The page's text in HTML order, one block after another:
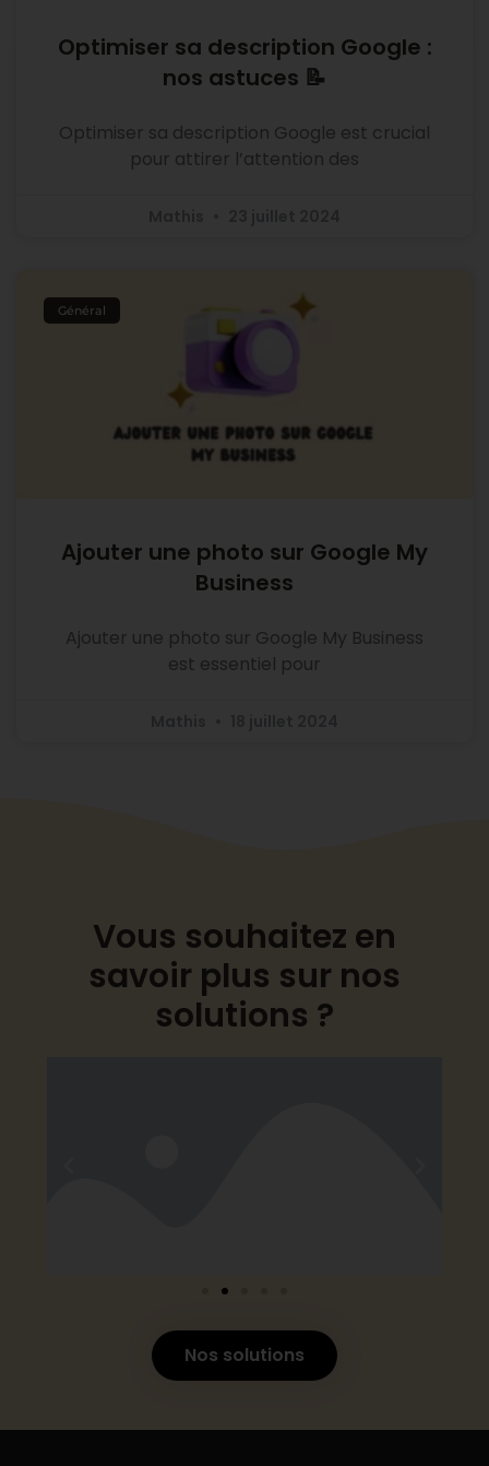
Optimiser sa description Google :
nos astuces 📝
Optimiser sa description Google est crucial
pour attirer l’attention des
Général
Ajouter une photo sur Google My
Business
Ajouter une photo sur Google My Business
est essentiel pour
Vous souhaitez en
savoir plus sur nos
solutions ?
Nos solutions